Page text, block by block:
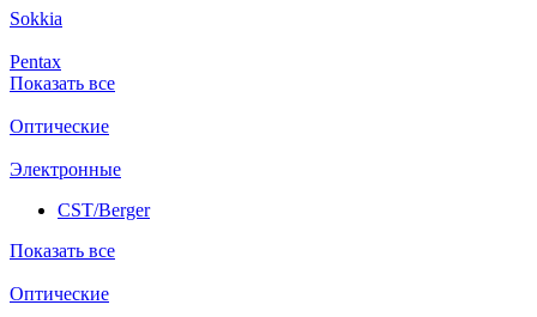
Sokkia
Pentax
Показать все
Оптические
Электронные
CST/Berger
Показать все
Оптические